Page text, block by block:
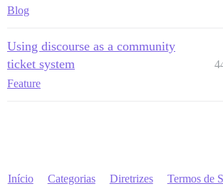
Blog
Using discourse as a community
ticket system
Feature
Início Categorias Diretrizes Termos de